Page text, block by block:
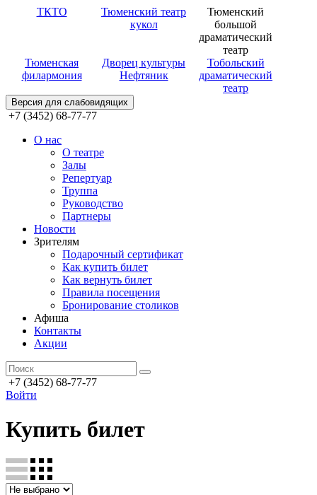
ТКТО
Тюменский театр
кукол
Тюменский
большой
драматический
театр
Тюменская
филармония
Дворец культуры
Нефтяник
Тобольский
драматический
театр
Версия для слабовидящих
+7 (3452) 68-77-77
О нас
О театре
Залы
Репертуар
Труппа
Руководство
Партнеры
Новости
Зрителям
Подарочный сертификат
Как купить билет
Как вернуть билет
Правила посещения
Бронирование столиков
Афиша
Контакты
Акции
+7 (3452) 68-77-77
Войти
Купить билет